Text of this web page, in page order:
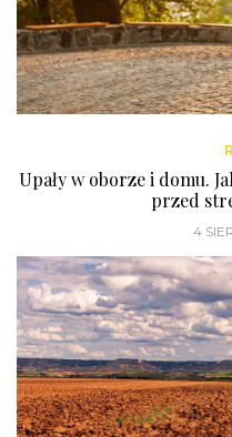
Upały w oborze i domu.
przed
4